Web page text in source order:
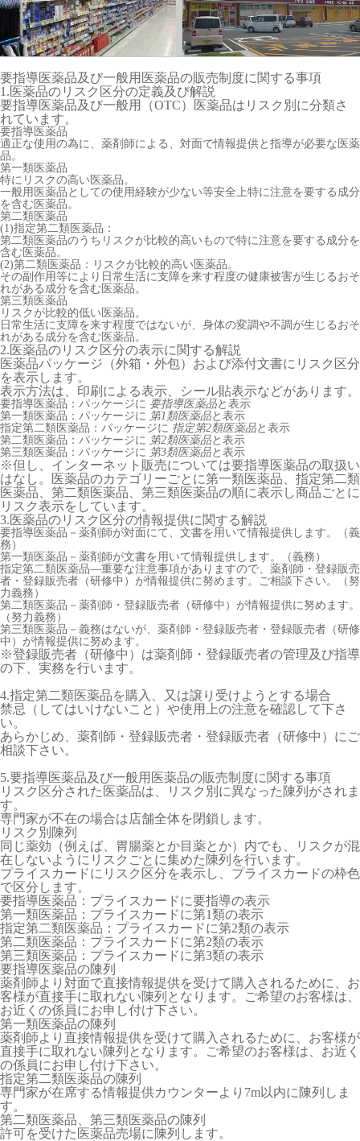
要指導医薬品及び一般用医薬品の販売制度に関する事項
1.医薬品のリスク区分の定義及び解説
要指導医薬品及び一般用（OTC）医薬品はリスク別に分類さ
れています。
要指導医薬品
適正な使用の為に、薬剤師による、対面で情報提供と指導が必要な医薬
品。
第一類医薬品
特にリスクの高い医薬品。
一般用医薬品としての使用経験が少ない等安全上特に注意を要する成分
を含む医薬品。
第二類医薬品
(1)指定第二類医薬品：
第二類医薬品のうちリスクが比較的高いもので特に注意を要する成分を
含む医薬品。
(2)第二類医薬品：リスクが比較的高い医薬品。
その副作用等により日常生活に支障を来す程度の健康被害が生じるおそ
れがある成分を含む医薬品。
第三類医薬品
リスクが比較的低い医薬品。
日常生活に支障を来す程度ではないが、身体の変調や不調が生じるおそ
れがある成分を含む医薬品。
2.医薬品のリスク区分の表示に関する解説
医薬品パッケージ（外箱・外包）および添付文書にリスク区分
を表示します。
表示方法は、印刷による表示、シール貼表示などがあります。
要指導医薬品：パッケージに 要指導医薬品と表示
第一類医薬品：パッケージに 第1類医薬品と表示
指定第二類医薬品：パッケージに 指定第2類医薬品と表示
第二類医薬品：パッケージに 第2類医薬品と表示
第三類医薬品：パッケージに 第3類医薬品と表示
※但し、インターネット販売については要指導医薬品の取扱い
はなし。医薬品のカテゴリーごとに第一類医薬品、指定第二類
医薬品、第二類医薬品、第三類医薬品の順に表示し商品ごとに
リスク表示をしています。
3.医薬品のリスク区分の情報提供に関する解説
要指導医薬品－薬剤師が対面にて、文書を用いて情報提供します。（義
務）
第一類医薬品－薬剤師が文書を用いて情報提供します。（義務）
指定第二類医薬品―重要な注意事項がありますので、薬剤師・登録販売
者・登録販売者（研修中）が情報提供に努めます。ご相談下さい。（努
力義務）
第二類医薬品－薬剤師・登録販売者（研修中）が情報提供に努めます。
（努力義務）
第三類医薬品－義務はないが、薬剤師・登録販売者・登録販売者（研修
中）が情報提供に努めます。
※登録販売者（研修中）は薬剤師・登録販売者の管理及び指導
の下、実務を行います。
4.指定第二類医薬品を購入、又は譲り受けようとする場合
禁忌（してはいけないこと）や使用上の注意を確認して下さ
い。
あらかじめ、薬剤師・登録販売者・登録販売者（研修中）にご
相談下さい。
5.要指導医薬品及び一般用医薬品の販売制度に関する事項
リスク区分された医薬品は、リスク別に異なった陳列がされま
す。
専門家が不在の場合は店舗全体を閉鎖します。
リスク別陳列
同じ薬効（例えば、胃腸薬とか目薬とか）内でも、リスクが混
在しないようにリスクごとに集めた陳列を行います。
プライスカードにリスク区分を表示し、プライスカードの枠色
で区分します。
要指導医薬品：プライスカードに要指導の表示
第一類医薬品：プライスカードに第1類の表示
指定第二類医薬品：プライスカードに第2類の表示
第二類医薬品：プライスカードに第2類の表示
第三類医薬品：プライスカードに第3類の表示
要指導医薬品の陳列
薬剤師より対面で直接情報提供を受けて購入されるために、お
客様が直接手に取れない陳列となります。ご希望のお客様は、
お近くの係員にお申し付け下さい。
第一類医薬品の陳列
薬剤師より直接情報提供を受けて購入されるために、お客様が
直接手に取れない陳列となります。ご希望のお客様は、お近く
の係員にお申し付け下さい。
指定第二類医薬品の陳列
専門家が在席する情報提供カウンターより7m以内に陳列しま
す。
第二類医薬品、第三類医薬品の陳列
許可を受けた医薬品売場に陳列します。